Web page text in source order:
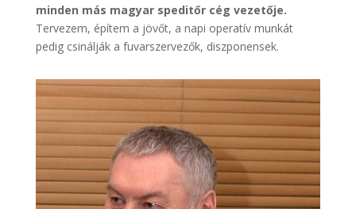
minden más magyar speditőr cég vezetője.
Tervezem, építem a jövőt, a napi operatív munkát
pedig csinálják a fuvarszervezők, diszponensek.